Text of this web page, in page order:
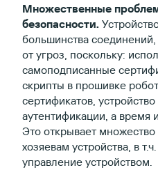
Множественные
безопасности.
большинства соединений,
от угроз, поскольку:
самоподписанные
скрипты в прошивке
сертификатов,
аутентификации, а время
Это открывает множество
хозяевам устройства, в
управление устройством.